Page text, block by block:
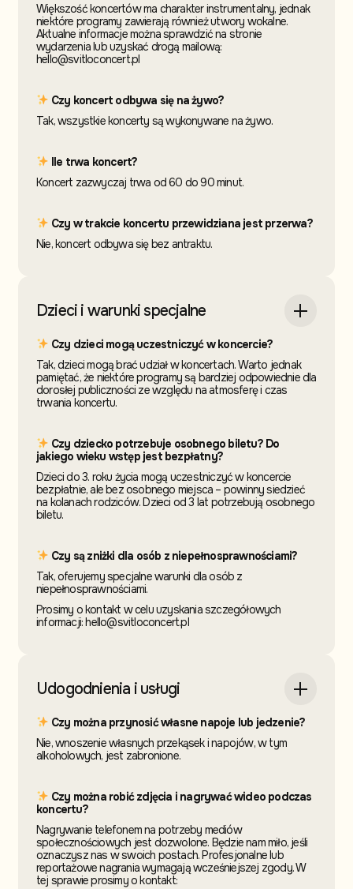
Większość koncertów ma charakter instrumentalny, jednak
niektóre programy zawierają również utwory wokalne.
Aktualne informacje można sprawdzić na stronie
wydarzenia lub uzyskać drogą mailową:
hello@svitloconcert.pl
Czy koncert odbywa się na żywo?
Tak, wszystkie koncerty są wykonywane na żywo.
Ile trwa koncert?
Koncert zazwyczaj trwa od 60 do 90 minut.
Czy w trakcie koncertu przewidziana jest przerwa?
Nie, koncert odbywa się bez antraktu.
Dzieci i warunki specjalne
Czy dzieci mogą uczestniczyć w koncercie?
Tak, dzieci mogą brać udział w koncertach. Warto jednak
pamiętać, że niektóre programy są bardziej odpowiednie dla
dorosłej publiczności ze względu na atmosferę i czas
trwania koncertu.
Czy dziecko potrzebuje osobnego biletu? Do
jakiego wieku wstęp jest bezpłatny?
Dzieci do 3. roku życia mogą uczestniczyć w koncercie
bezpłatnie, ale bez osobnego miejsca – powinny siedzieć
na kolanach rodziców. Dzieci od 3 lat potrzebują osobnego
biletu.
Czy są zniżki dla osób z niepełnosprawnościami?
Tak, oferujemy specjalne warunki dla osób z
niepełnosprawnościami.
Prosimy o kontakt w celu uzyskania szczegółowych
informacji: hello@svitloconcert.pl
Udogodnienia i usługi
Czy można przynosić własne napoje lub jedzenie?
Nie, wnoszenie własnych przekąsek i napojów, w tym
alkoholowych, jest zabronione.
Czy można robić zdjęcia i nagrywać wideo podczas
koncertu?
Nagrywanie telefonem na potrzeby mediów
społecznościowych jest dozwolone. Będzie nam miło, jeśli
oznaczysz nas w swoich postach. Profesjonalne lub
reportażowe nagrania wymagają wcześniejszej zgody. W
tej sprawie prosimy o kontakt: